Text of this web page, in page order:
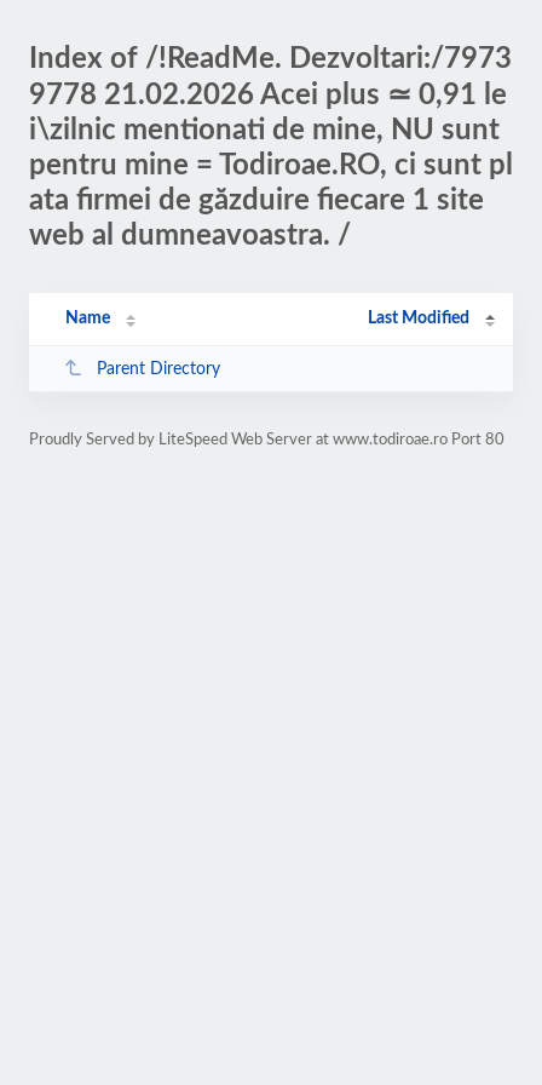
Index of /!ReadMe. Dezvoltari:/7973
9778 21.02.2026 Acei plus ≃ 0,91 le
i\zilnic mentionati de mine, NU sunt
pentru mine = Todiroae.RO, ci sunt pl
ata firmei de găzduire fiecare 1 site
web al dumneavoastra. /
Name Last Modified
Parent Directory
Proudly Served by LiteSpeed Web Server at www.todiroae.ro Port 80